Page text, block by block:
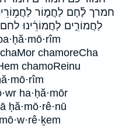
חמרך לֶ֡חֶם לַחֲמ֑וֹר
לַחֲמוֹרִ֑ים לַחֲמוֹרֵ֔ינוּ
chamoreCha
chamoReinu
ha·ḥă·mōr
ḥă·mō·rê·nū